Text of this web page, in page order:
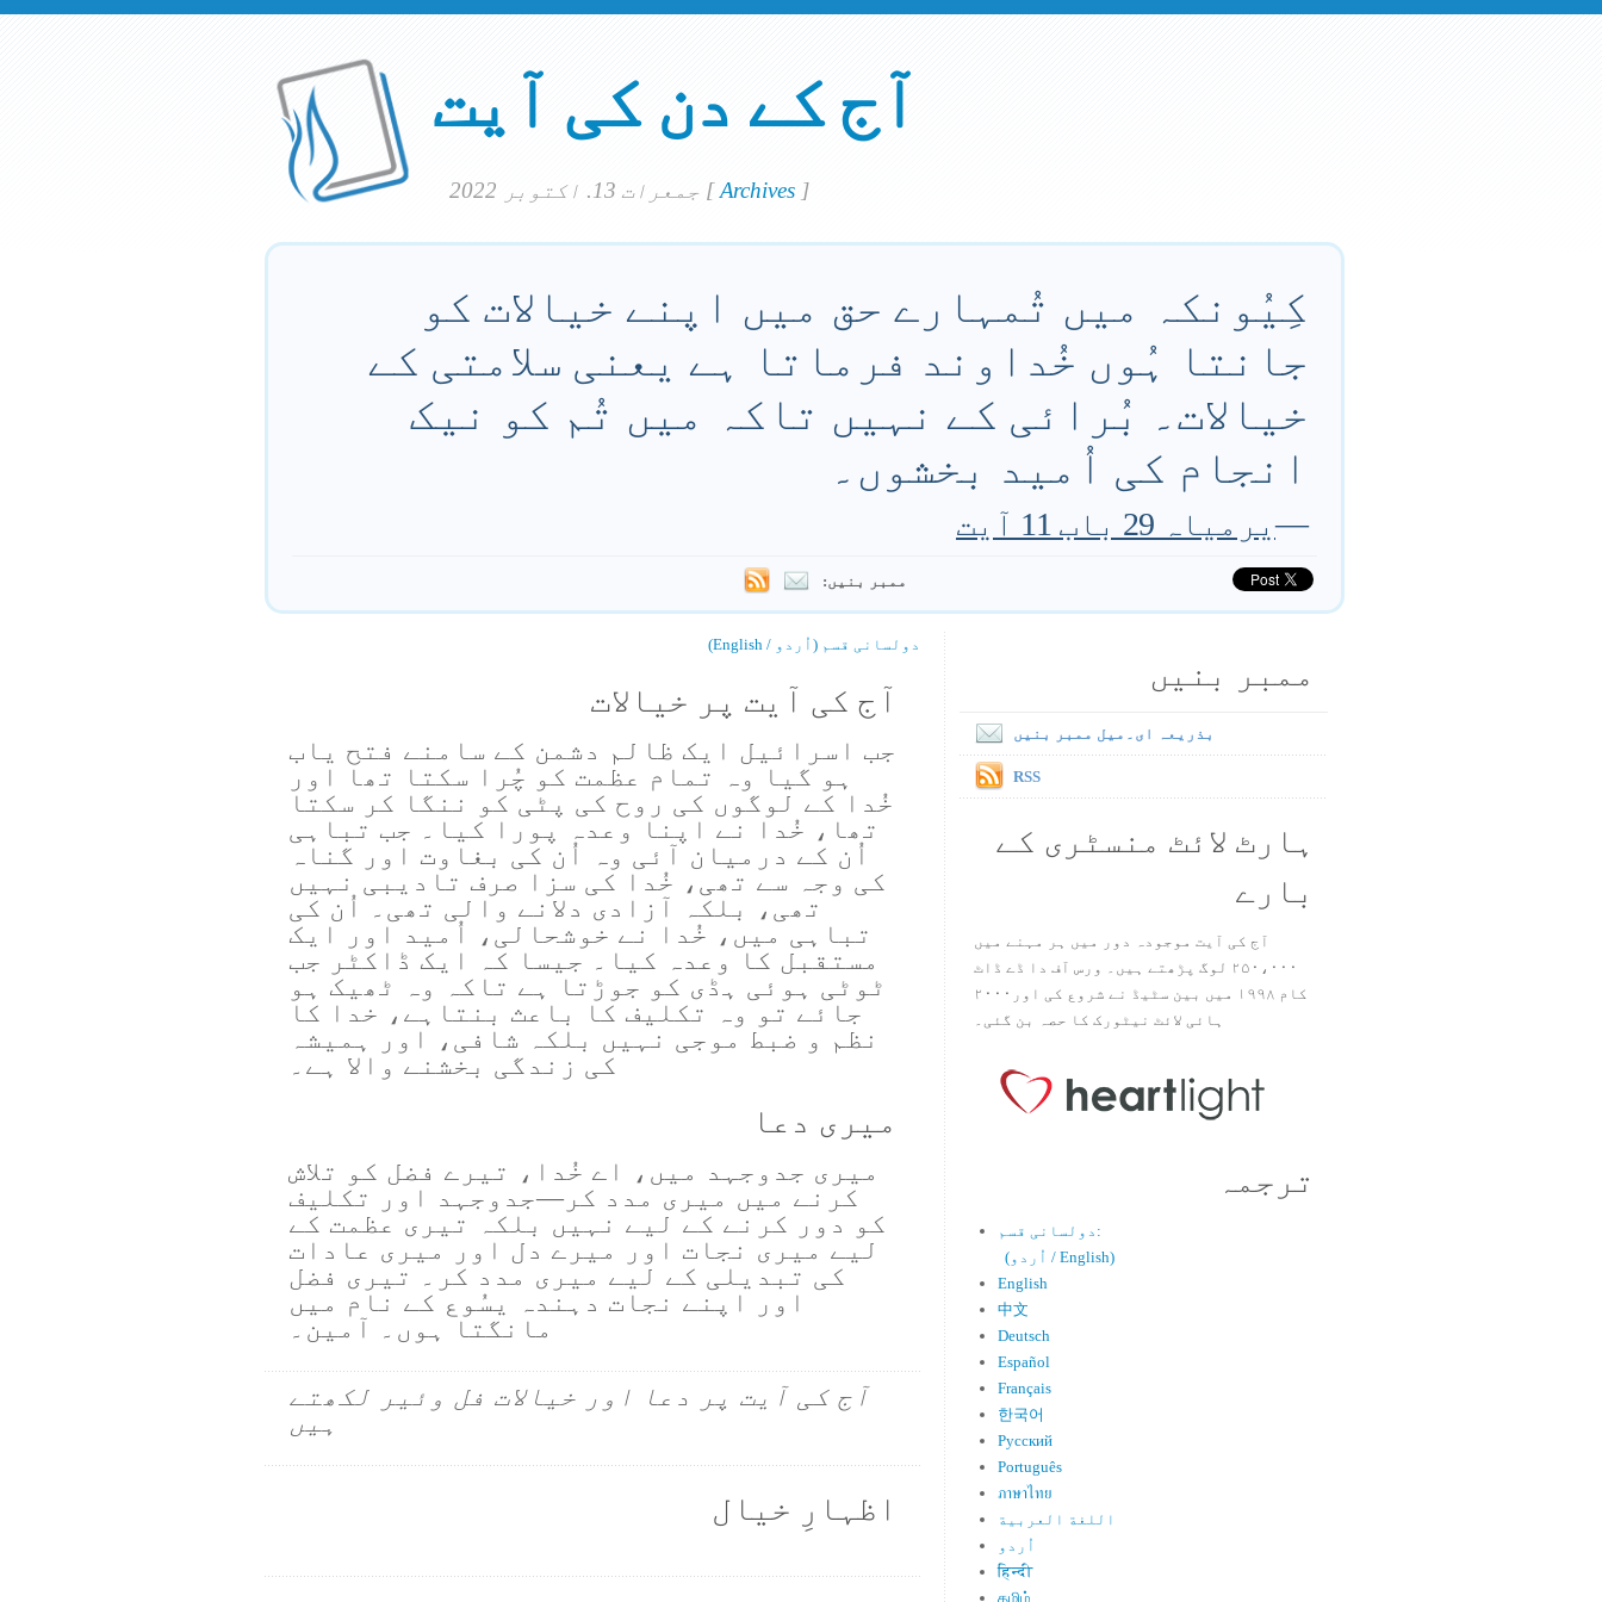
آج کے دن کی آیت
جمعرات 13. اكتوبر 2022 [Archives]
کِیُونکہ میں تُمہارے حق میں اپنے خیالات کو
جانتا ہُوں خُداوند فرماتا ہے یعنی سلامتی کے
خیالات۔ بُرائی کے نہیں تاکہ میں تُم کو نیک
انجام کی اُمید بخشوں۔
—یرمیاہ 29 باب 11 آیت
ممبر بنیں:
دولسانی قسم (اُردو / English)
آج کی آیت پر خیالات
جب اسرائیل ایک ظالم دشمن کے سامنے فتح یاب
ہو گیا وہ تمام عظمت کو چُرا سکتا تھا اور
خُدا کے لوگوں کی روح کی پٹی کو ننگا کر سکتا
تھا، خُدا نے اپنا وعدہ پورا کیا۔ جب تباہی
اُن کے درمیان آئی وہ اُن کی بغاوت اور گناہ
کی وجہ سے تھی، خُدا کی سزا صرف تادیبی نہیں
تھی، بلکہ آزادی دلانے والی تھی۔ اُن کی
تباہی میں، خُدا نے خوشحالی، اُمید اور ایک
مستقبل کا وعدہ کیا۔ جیسا کہ ایک ڈاکٹر جب
ٹوٹی ہوئی ہڈی کو جوڑتا ہے تاکہ وہ ٹھیک ہو
جائے تو وہ تکلیف کا باعث بنتاہے، خدا کا
نظم و ضبط موجی نہیں بلکہ شافی، اور ہمیشہ
کی زندگی بخشنے والا ہے۔
میری دعا
میری جدوجہد میں، اے خُدا، تیرے فضل کو تلاش
کرنے میں میری مدد کر—جدوجہد اور تکلیف
کو دور کرنے کے لیے نہیں بلکہ تیری عظمت کے
لیے میری نجات اور میرے دل اور میری عادات
کی تبدیلی کے لیے میری مدد کر۔ تیری فضل
اور اپنے نجات دہندہ یسُوع کے نام میں
مانگتا ہوں۔ آمین۔
آج کی آیت پر دعا اور خیالات فل وئیر لکھتے
ہیں
اظہارِ خیال
ممبر بنیں
بذریعہ ای۔میل ممبر بنیں
RSS
ہارٹ لائٹ منسٹری کے
بارے
آج کی آیت موجودہ دور میں ہر مہنے میں
۲۵۰،۰۰۰ لوگ پڑھتے ہیں۔ ورس آف دا ڈے ڈاٹ
کام ۱۹۹۸ میں بین سٹیڈ نے شروع کی اور۲۰۰۰
ہائی لائٹ نیٹورک کا حصہ بن گئی۔
ترجمہ
دولسانی قسم:
(اُردو / English)
English
中文
Deutsch
Español
Français
한국어
Русский
Português
ภาษาไทย
اللغة العربية
اُردو
हिन्दी
தமிழ்